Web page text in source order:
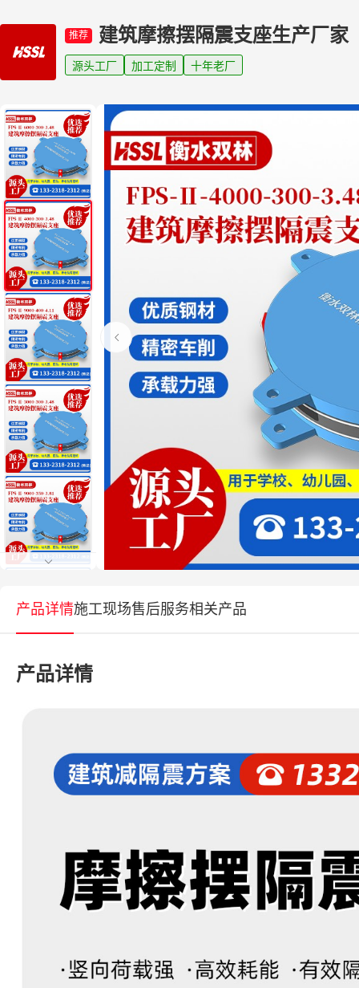
推荐 建筑摩擦摆隔震支座生产厂家
源头工厂 加工定制 十年老厂
产品详情施工现场售后服务相关产品
产品详情